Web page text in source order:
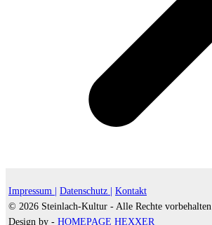
Impressum | Datenschutz |
Kontakt
© 2026 Steinlach-Kultur - Alle Rechte vorbehalten |
Design by - HOMEPAGE HEXXER